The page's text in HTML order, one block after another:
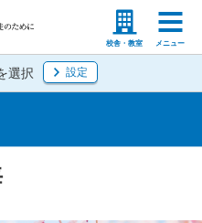
校舎・教室 メニュー
高等学校の先生
選択 設定